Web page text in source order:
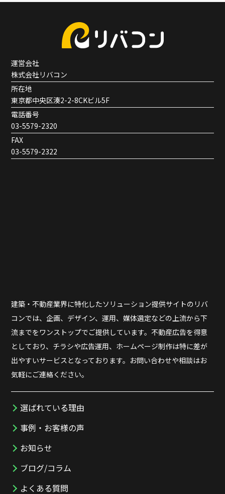
運営会社
株式会社リバコン
所在地
東京都中央区湊2-2-8CKビル5F
電話番号
03-5579-2320
FAX
03-5579-2322
建築・不動産業界に特化したソリューション提供サイトのリバ
コンでは、企画、デザイン、運用、媒体選定などの上流から下
流までをワンストップでご提供しています。不動産広告を得意
としており、チラシや広告運用、ホームページ制作は特に差が
出やすいサービスとなっております。お問い合わせや相談はお
気軽にご連絡ください。
選ばれている理由
事例・お客様の声
お知らせ
ブログ/コラム
よくある質問